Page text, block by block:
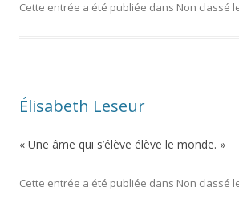
Cette entrée a été publiée dans Non classé
Élisabeth Leseur
« Une âme qui s’élève élève le monde. »
Cette entrée a été publiée dans Non classé